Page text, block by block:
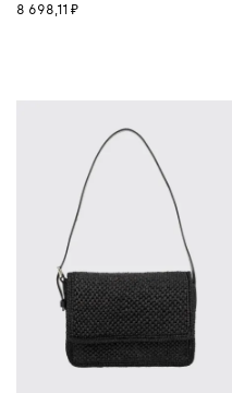
8 698,11 ₽